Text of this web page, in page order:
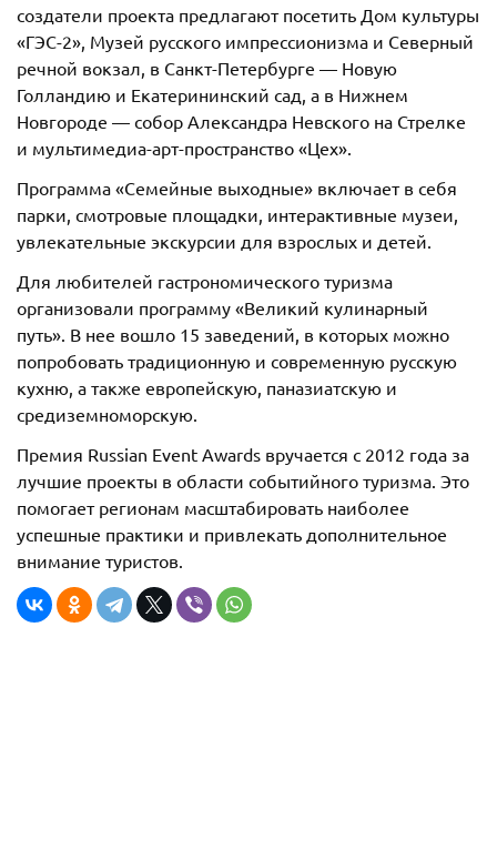
создатели проекта предлагают посетить Дом культуры
«ГЭС-2», Музей русского импрессионизма и Северный
речной вокзал, в Санкт-Петербурге — Новую
Голландию и Екатерининский сад, а в Нижнем
Новгороде — собор Александра Невского на Стрелке
и мультимедиа-арт-пространство «Цех».
Программа «Семейные выходные» включает в себя
парки, смотровые площадки, интерактивные музеи,
увлекательные экскурсии для взрослых и детей.
Для любителей гастрономического туризма
организовали программу «Великий кулинарный
путь». В нее вошло 15 заведений, в которых можно
попробовать традиционную и современную русскую
кухню, а также европейскую, паназиатскую и
средиземноморскую.
Премия Russian Event Awards вручается с 2012 года за
лучшие проекты в области событийного туризма. Это
помогает регионам масштабировать наиболее
успешные практики и привлекать дополнительное
внимание туристов.